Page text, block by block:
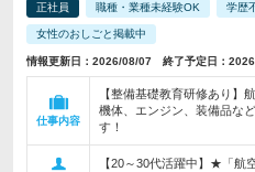
正社員 職種・業種未経験OK 学歴
女性のおしごと掲載中
情報更新日：2026/08/07 終了予定日：
仕事内容
【整備基礎教育研修あり】
機体、エンジン、装備品な
す！
【20～30代活躍中】★「航